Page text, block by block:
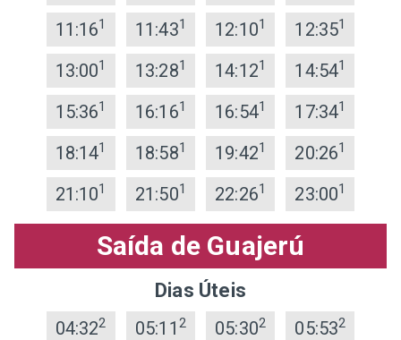
11:161 11:431 12:101 12:351
13:001 13:281 14:121 14:541
15:361 16:161 16:541 17:341
18:141 18:581 19:421 20:261
21:101 21:501 22:261 23:001
Saída de Guajerú
Dias Úteis
04:322 05:11 2 05:302 05:532